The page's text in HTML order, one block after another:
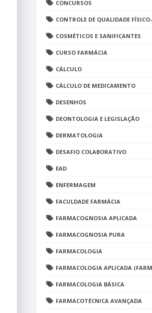
CONCURSOS
CONTROLE DE QUALIDADE
COSMÉTICOS E SANIFICANTES
CURSO FARMÁCIA
CÁLCULO
CÁLCULO DE MEDICAMENTO
DESENHOS
DEONTOLOGIA E LEGISLAÇÃO
DERMATOLOGIA
DESAFIO COLABORATIVO
EAD
ENFERMAGEM
FACULDADE FARMÁCIA
FARMACOGNOSIA APLICADA
FARMACOGNOSIA PURA
FARMACOLOGIA
FARMACOLOGIA APLICADA
FARMACOLOGIA BÁSICA
FARMACOTÉCNICA AVANÇADA